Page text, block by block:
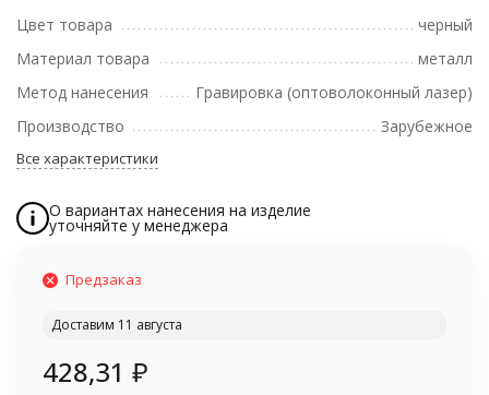
Цвет товара
черный
Материал товара
металл
Метод нанесения
Гравировка (оптоволоконный лазер)
Производство
Зарубежное
Все характеристики
О вариантах нанесения на изделие
уточняйте у менеджера
Предзаказ
Доставим 11 августа
428,31 ₽